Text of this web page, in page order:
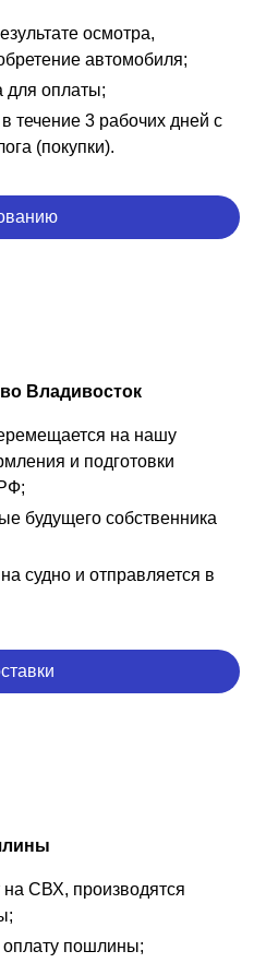
осмотра,
автомобиля;
для оплаты;
течение 3 рабочих дней с
(покупки).
Владивосток
на нашу
и подготовки
будущего собственника
судно и отправляется в
СВХ, производятся
оплату пошлины;